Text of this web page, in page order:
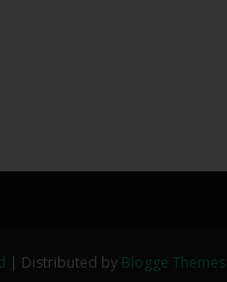
| Distributed by Blogge Themes